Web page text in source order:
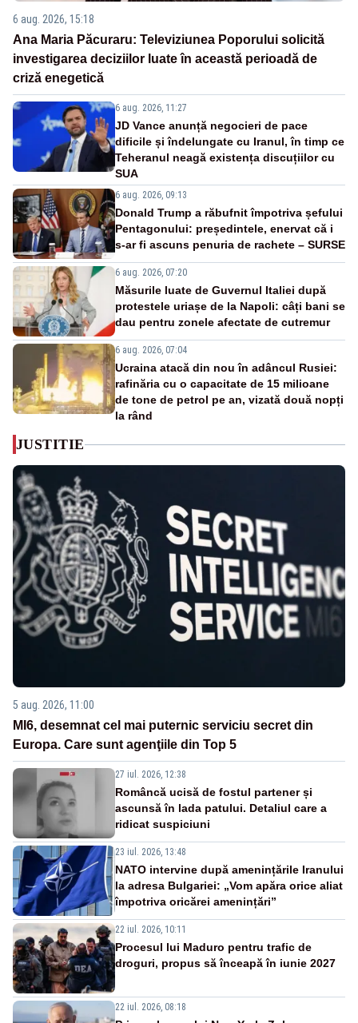
6 aug. 2026, 15:18
Ana Maria Păcuraru: Televiziunea Poporului solicită
investigarea deciziilor luate în această perioadă de
criză enegetică
6 aug. 2026, 11:27
JD Vance anunță negocieri de pace
dificile și îndelungate cu Iranul, în timp ce
Teheranul neagă existența discuțiilor cu
SUA
6 aug. 2026, 09:13
Donald Trump a răbufnit împotriva șefului
Pentagonului: președintele, enervat că i
s-ar fi ascuns penuria de rachete – SURSE
6 aug. 2026, 07:20
Măsurile luate de Guvernul Italiei după
protestele uriașe de la Napoli: câți bani se
dau pentru zonele afectate de cutremur
6 aug. 2026, 07:04
Ucraina atacă din nou în adâncul Rusiei:
rafinăria cu o capacitate de 15 milioane
de tone de petrol pe an, vizată două nopți
la rând
JUSTITIE
5 aug. 2026, 11:00
MI6, desemnat cel mai puternic serviciu secret din
Europa. Care sunt agenţiile din Top 5
27 iul. 2026, 12:38
Româncă ucisă de fostul partener și
ascunsă în lada patului. Detaliul care a
ridicat suspiciuni
23 iul. 2026, 13:48
NATO intervine după amenințările Iranului
la adresa Bulgariei: „Vom apăra orice aliat
împotriva oricărei amenințări”
22 iul. 2026, 10:11
Procesul lui Maduro pentru trafic de
droguri, propus să înceapă în iunie 2027
22 iul. 2026, 08:18